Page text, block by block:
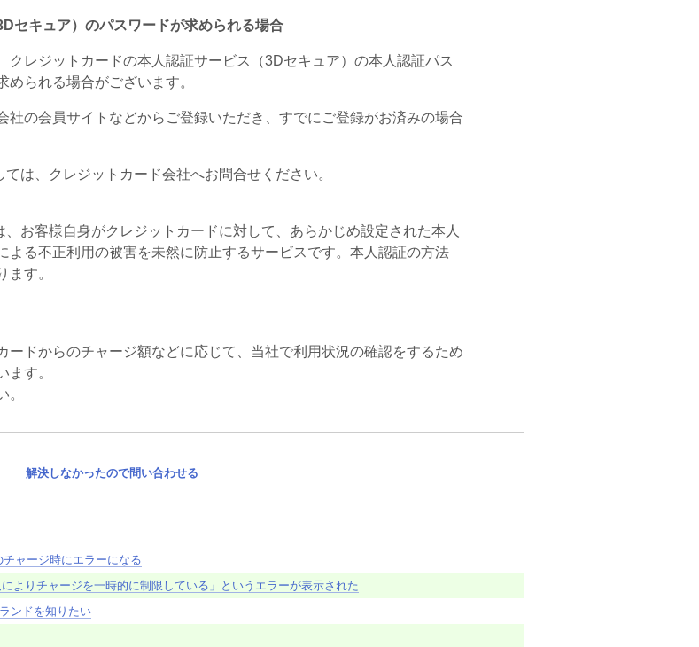
セキュア）のパスワードが求められる場合
クレジットカードの本人認証サービス（3Dセキュア）の本人認証パス
られる場合がございます。
社の会員サイトなどからご登録いただき、すでにご登録がお済みの場合
は、クレジットカード会社へお問合せください。
お客様自身がクレジットカードに対して、あらかじめ設定された本人
よる不正利用の被害を未然に防止するサービスです。本人認証の方法
ます。
ードからのチャージ額などに応じて、当社で利用状況の確認をするため
ます。
。
解決しなかったので問い合わせる
ャージ時にエラーになる
よりチャージを一時的に制限している」というエラーが表示された
ンドを知りたい